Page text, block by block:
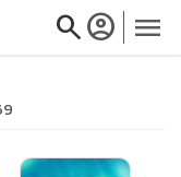
searchaccount_circle menu